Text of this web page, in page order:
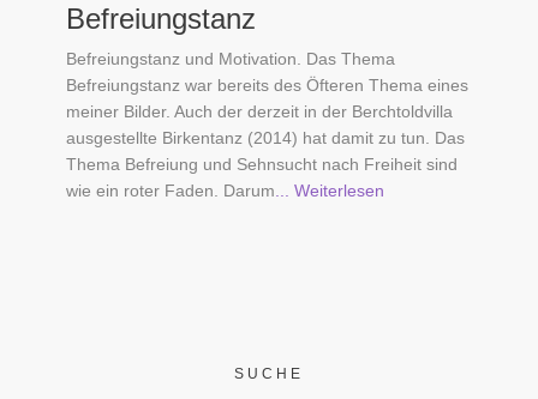
Befreiungstanz
Befreiungstanz und Motivation. Das Thema
Befreiungstanz war bereits des Öfteren Thema eines
meiner Bilder. Auch der derzeit in der Berchtoldvilla
ausgestellte Birkentanz (2014) hat damit zu tun. Das
Thema Befreiung und Sehnsucht nach Freiheit sind
wie ein roter Faden. Darum ... Weiterlesen
SUCHE